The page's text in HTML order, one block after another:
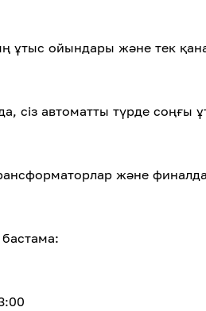
ұтыс ойындары және тек
сіз автоматты түрде
және